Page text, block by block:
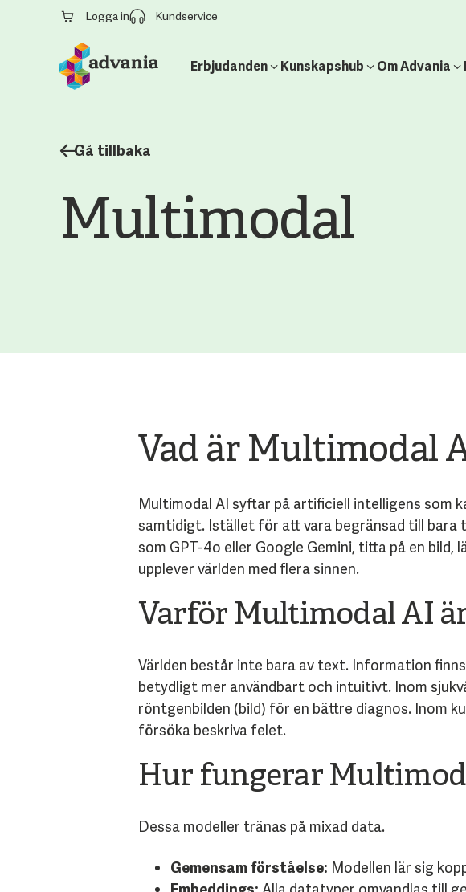
Logga in Kundservice
Erbjudanden Kunskapshub Om Advania
Gå tillbaka
Multimodal
Vad är Multimodal
Multimodal AI syftar på artificiell intelligens som
samtidigt. Istället för att vara begränsad till bara
som GPT-4o eller Google Gemini, titta på en
upplever världen med flera sinnen.
Varför Multimodal AI
Världen består inte bara av text. Information
betydligt mer användbart och intuitivt. Inom
röntgenbilden (bild) för en bättre diagnos. Inom
försöka beskriva felet.
Hur fungerar
Dessa modeller tränas på mixad data.
Gemensam förståelse: Modellen lär sig